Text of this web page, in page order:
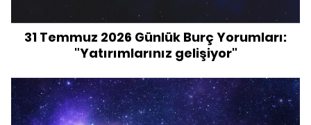
31 Temmuz 2026 Günlük Burç Yorumları:
"Yatırımlarınız gelişiyor"